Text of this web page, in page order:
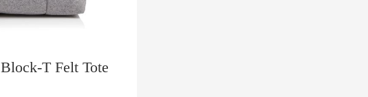
Block-T Felt Tote